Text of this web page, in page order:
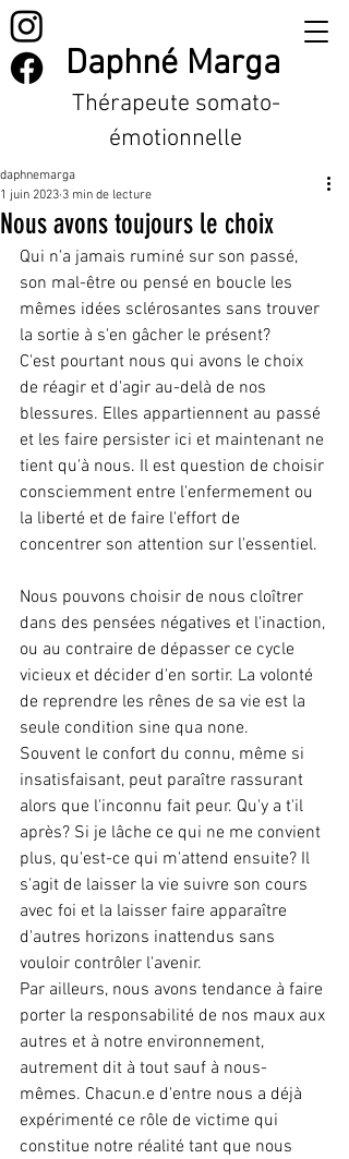
Daphné Marga
Thérapeute somato-
émotionnelle
Nous avons toujours le choix
daphnemarga
1 juin 2023 3 min de lecture
Qui n'a jamais ruminé sur son passé,
son mal-être ou pensé en boucle les
mêmes idées sclérosantes sans trouver
la sortie à s'en gâcher le présent?
C'est pourtant nous qui avons le choix
de réagir et d'agir au-delà de nos
blessures. Elles appartiennent au passé
et les faire persister ici et maintenant ne
tient qu'à nous. Il est question de choisir
consciemment entre l'enfermement ou
la liberté et de faire l'effort de
concentrer son attention sur l'essentiel.
Nous pouvons choisir de nous cloîtrer
dans des pensées négatives et l'inaction,
ou au contraire de dépasser ce cycle
vicieux et décider d'en sortir. La volonté
de reprendre les rênes de sa vie est la
seule condition sine qua none.
Souvent le confort du connu, même si
insatisfaisant, peut paraître rassurant
alors que l'inconnu fait peur. Qu'y a t'il
après? Si je lâche ce qui ne me convient
plus, qu'est-ce qui m'attend ensuite? Il
s'agit de laisser la vie suivre son cours
avec foi et la laisser faire apparaître
d'autres horizons inattendus sans
vouloir contrôler l'avenir.
Par ailleurs, nous avons tendance à faire
porter la responsabilité de nos maux aux
autres et à notre environnement,
autrement dit à tout sauf à nous-
mêmes. Chacun.e d'entre nous a déjà
expérimenté ce rôle de victime qui
constitue notre réalité tant que nous